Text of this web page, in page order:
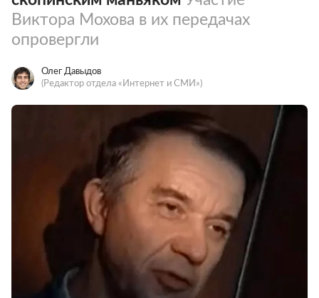
Виктора Мохова в их передачах
опровергли
Олег Давыдов
(Редактор отдела «Интернет и СМИ»)